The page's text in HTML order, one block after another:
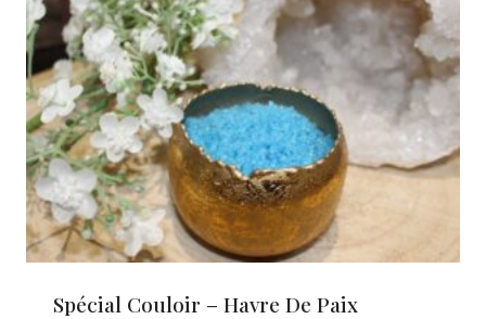
Spécial Couloir – Havre De Paix